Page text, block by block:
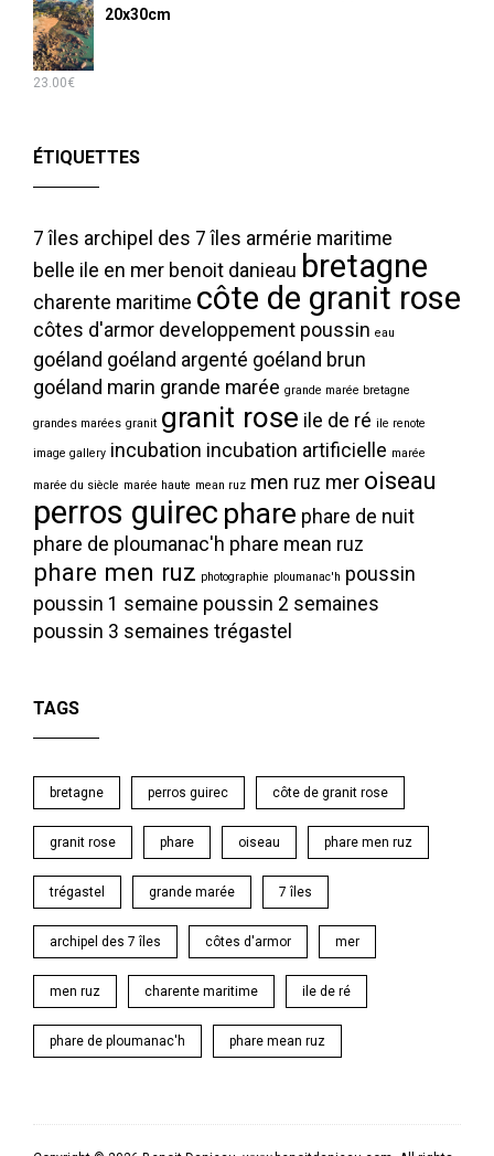
20x30cm
23.00€
ÉTIQUETTES
7 îles archipel des 7 îles armérie maritime
belle ile en mer benoit danieau bretagne
charente maritime côte de granit rose
côtes d'armor developpement poussin eau
goéland goéland argenté goéland brun
goéland marin grande marée grande marée bretagne
grandes marées granit granit rose ile de ré ile renote
image gallery incubation incubation artificielle marée
marée du siècle marée haute mean ruz men ruz mer oiseau
perros guirec phare phare de nuit
phare de ploumanac'h phare mean ruz
phare men ruz photographie ploumanac'h poussin
poussin 1 semaine poussin 2 semaines
poussin 3 semaines trégastel
TAGS
bretagne perros guirec côte de granit rose
granit rose phare oiseau phare men ruz
trégastel grande marée 7 îles
archipel des 7 îles côtes d'armor mer
men ruz charente maritime ile de ré
phare de ploumanac'h phare mean ruz